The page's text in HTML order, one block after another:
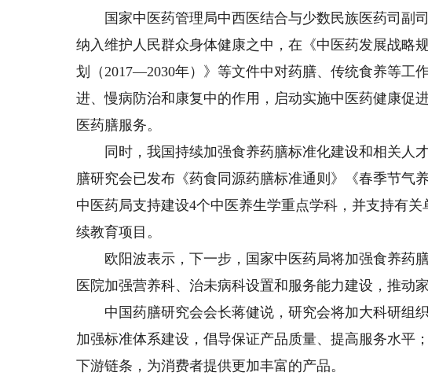
国家中医药管理局中西医结合与少数民族医药司副
纳入维护人民群众身体健康之中，在《中医药发展战略
划（2017—2030年）》等文件中对药膳、传统食养等工
进、慢病防治和康复中的作用，启动实施中医药健康促
医药膳服务。
同时，我国持续加强食养药膳标准化建设和相关人
膳研究会已发布《药食同源药膳标准通则》《春季节气
中医药局支持建设4个中医养生学重点学科，并支持有
续教育项目。
欧阳波表示，下一步，国家中医药局将加强食养药
医院加强营养科、治未病科设置和服务能力建设，推动
中国药膳研究会会长蒋健说，研究会将加大科研组织
加强标准体系建设，倡导保证产品质量、提高服务水平
下游链条，为消费者提供更加丰富的产品。